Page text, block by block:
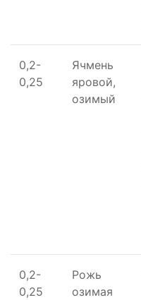
0,2-
0,25
Ячмень
яровой,
озимый
0,2-
0,25
Рожь
озимая